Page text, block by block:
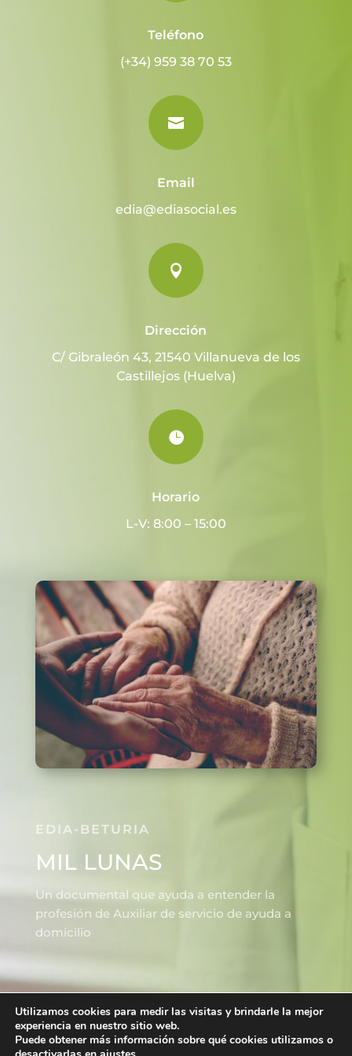
Teléfono
(+34) 959 38 70 53

Email
edia@ediasocial.es

Dirección
C/ Gibraleón 43, 21540 Villanueva de los
Castillejos (Huelva)

Horario
L-V: 8:00 – 15:00
EDIA-BETURIA
MIL LUNAS
Un documental que ayuda a entender la
profesión de Auxiliar de servicio de ayuda a
domicilio
© EDIA-BETURIA
Aviso Legal|Política de Privacidad|Política de
Utilizamos cookies para medir las visitas y brindarle la mejor
experiencia en nuestro sitio web.
Puede obtener más información sobre qué cookies utilizamos o